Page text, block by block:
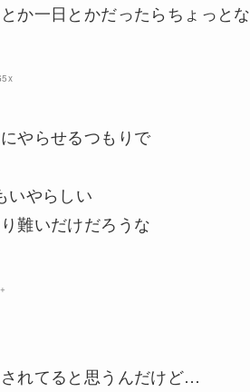
か一日とかだったらちょっとな
やらせるつもりで
いやらしい
難いだけだろうな
れてると思うんだけど…